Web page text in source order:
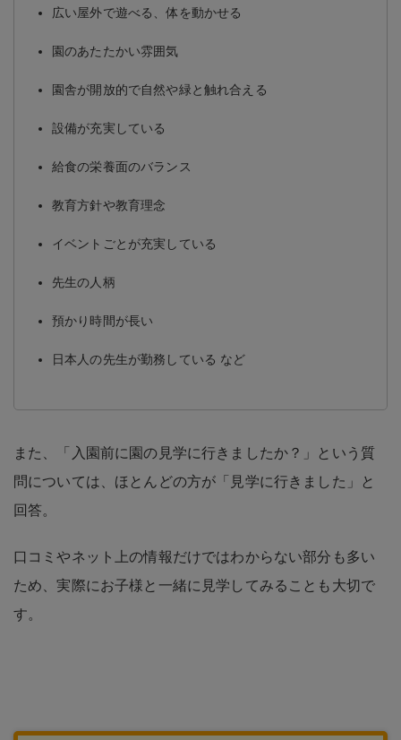
広い屋外で遊べる、体を動かせる
園のあたたかい雰囲気
園舎が開放的で自然や緑と触れ合える
設備が充実している
給食の栄養面のバランス
教育方針や教育理念
イベントごとが充実している
先生の人柄
預かり時間が長い
日本人の先生が勤務している など
また、「入園前に園の見学に行きましたか？」という質
問については、ほとんどの方が「見学に行きました」と
回答。
口コミやネット上の情報だけではわからない部分も多い
ため、実際にお子様と一緒に見学してみることも大切で
す。